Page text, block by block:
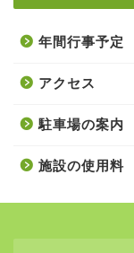
年間行事予定
アクセス
駐車場の案内
施設の使用料